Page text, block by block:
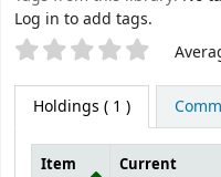
Log in to add tags.
Star ratings
Holdings ( 1 )
Item
Current